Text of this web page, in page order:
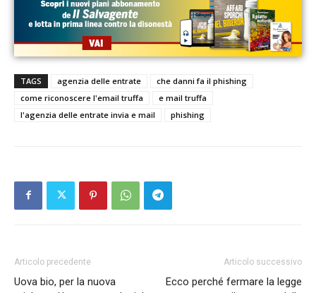
TAGS agenzia delle entrate
che danni fa il phishing
come riconoscere l'email truffa
e mail truffa
l'agenzia delle entrate invia e mail
phishing
Articolo precedente
Uova bio, per la nuova
Articolo successivo
Ecco perché fermare la legge